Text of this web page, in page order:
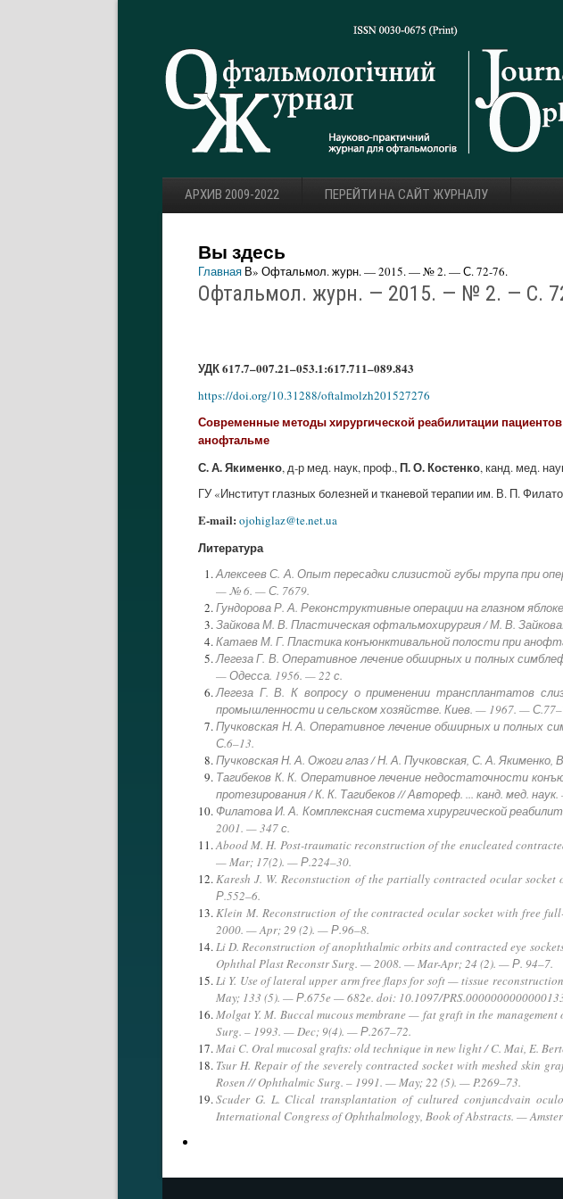
АРХИВ 2009-2022 ПЕРЕЙТИ НА САЙТ ЖУРНАЛУ
Вы здесь
Главная В» Офтальмол. журн. — 2015. — № 2. — С. 72-76.
Офтальмол. журн. — 2015. — № 2. — С.
УДК 617.7–007.21–053.1:617.711–089.843
https://doi.org/10.31288/oftalmolzh201527276
Современные методы хирургической реабилитации
анофтальме
С. А. Якименко, д-р мед. наук, проф., П. О. Костенко, канд. мед.
ГУ «Институт глазных болезней и тканевой терапии им. В. П.
E-mail: ojohiglaz@te.net.ua
Литература
Алексеев С. А. Опыт пересадки слизистой губы трупа при
— № 6. — С. 7679.
Гундорова Р. А. Реконструктивные операции на глазном
Зайкова М. В. Пластическая офтальмохирургия / М. В.
Катаев М. Г. Пластика конъюнктивальной полости при
Легеза Г. В. Оперативное лечение обширных и полных
— Одесса. 1956. — 22 с.
Легеза Г. В. К вопросу о применении трансплантатов
промышленности и сельском хозяйстве. Киев. — 1967. —
Пучковская Н. А. Оперативное лечение обширных и
С.6–13.
Пучковская Н. А. Ожоги глаз / Н. А. Пучковская, С. А.
Тагибеков К. К. Оперативное лечение недостаточности
протезирования / К. К. Тагибеков // Автореф. ... канд. мед.
Филатова И. А. Комплексная система хирургической
2001. — 347 с.
Abood M. H. Post-traumatic reconstruction of the enucleated
— Mar; 17(2). — Р.224–30.
Karesh J. W. Reconstuction of the partially contracted ocular
Р.552–6.
Klein M. Reconstruction of the contracted ocular socket with free
2000. — Apr; 29 (2). — Р.96–8.
Li D. Reconstruction of anophthalmic orbits and contracted eye
Ophthal Plast Reconstr Surg. — 2008. — Mar-Apr; 24 (2). — Р. 94–7.
Li Y. Use of lateral upper arm free flaps for soft — tissue
May; 133 (5). — Р.675e — 682e. doi: 10.1097/
Molgat Y. M. Buccal mucous membrane — fat graft in the
Surg. – 1993. — Dec; 9(4). — Р.267–72.
Mai C. Oral mucosal grafts: old technique in new light / C. Mai, E.
Tsur H. Repair of the severely contracted socket with meshed skin
Rosen // Ophthalmic Surg. – 1991. — May; 22 (5). — P.269–73.
Scuder G. L. Clical transplantation of cultured conjuncdvain
International Congress of Ophthalmology, Book of Abstracts. —